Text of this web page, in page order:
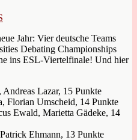
Jahr: Vier deutsche Teams
Debating Championships
ins ESL-Viertelfinale! Und hier
Lazar, 15 Punkte
Florian Umscheid, 14 Punkte
Ewald, Marietta Gädeke, 14
Ehmann, 13 Punkte